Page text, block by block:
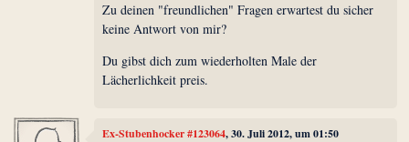
Zu deinen "freundlichen" Fragen erwartest du sicher
keine Antwort von mir?
Du gibst dich zum wiederholten Male der
Lächerlichkeit preis.
Ex-Stubenhocker #123064, 30. Juli 2012, um 01:50